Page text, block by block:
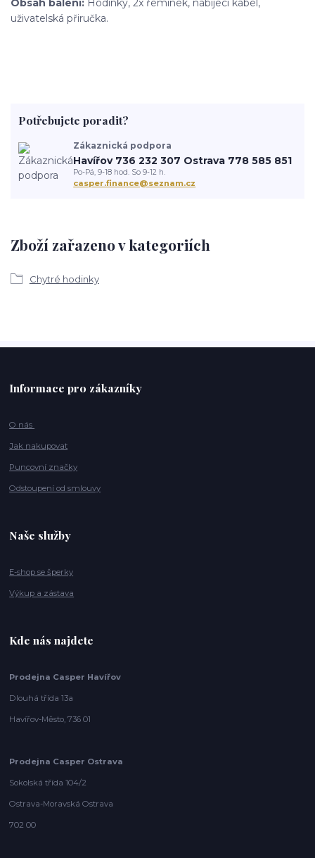
Obsah balení: Hodinky, 2x řemínek, nabíjecí kabel,
uživatelská přiručka.
Zboží zařazeno v kategoriích
Chytré hodinky
Potřebujete poradit?
Zákaznická podpora
Havířov 736 232 307 Ostrava 778 585 851
Po-Pá, 9-18 hod. So 9-12 h.
casper.finance@seznam.cz
Informace pro zákazníky
O nás
Jak nakupovat
Puncovní značky
Odstoupení od smlouvy
Naše služby
E-shop se šperky
Výkup a zástava
Kde nás najdete
Prodejna Casper Havířov
Dlouhá třída 13a
Havířov-Město, 736 01
Prodejna Casper Ostrava
Sokolská třída 104/2
Ostrava-Moravská Ostrava
702 00